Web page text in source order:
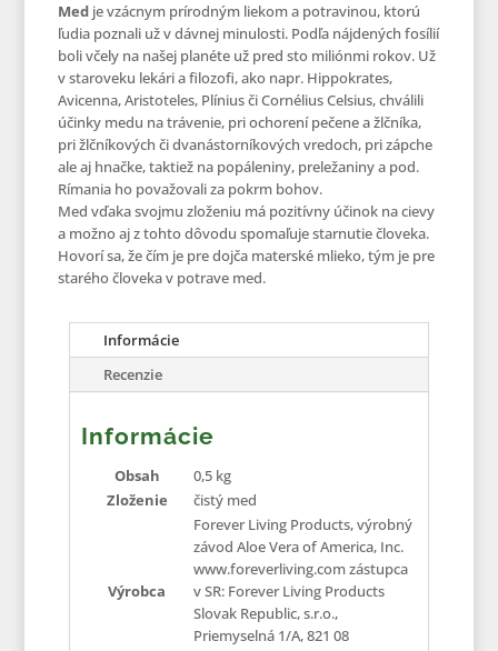
Med je vzácnym prírodným liekom a potravinou, ktorú
ľudia poznali už v dávnej minulosti. Podľa nájdených fosílií
boli včely na našej planéte už pred sto miliónmi rokov. Už
v staroveku lekári a filozofi, ako napr. Hippokrates,
Avicenna, Aristoteles, Plínius či Cornélius Celsius, chválili
účinky medu na trávenie, pri ochorení pečene a žlčníka,
pri žlčníkových či dvanástorníkových vredoch, pri zápche
ale aj hnačke, taktiež na popáleniny, preležaniny a pod.
Rímania ho považovali za pokrm bohov.
Med vďaka svojmu zloženiu má pozitívny účinok na cievy
a možno aj z tohto dôvodu spomaľuje starnutie človeka.
Hovorí sa, že čím je pre dojča materské mlieko, tým je pre
starého človeka v potrave med.
Informácie
Recenzie
Informácie
Obsah
0,5 kg
Zloženie
čistý med
Výrobca
Forever Living Products, výrobný
závod Aloe Vera of America, Inc.
www.foreverliving.com zástupca
v SR: Forever Living Products
Slovak Republic, s.r.o.,
Priemyselná 1/A, 821 08